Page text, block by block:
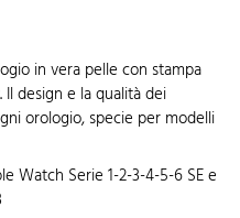
in vera pelle con stampa
design e la qualità dei
orologio, specie per modelli
Watch Serie 1-2-3-4-5-6 SE e